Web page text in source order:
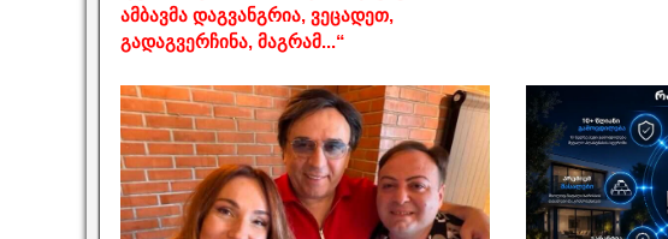
ამბავმა დაგვანგრია, ვეცადეთ,
გადაგვერჩინა, მაგრამ...“